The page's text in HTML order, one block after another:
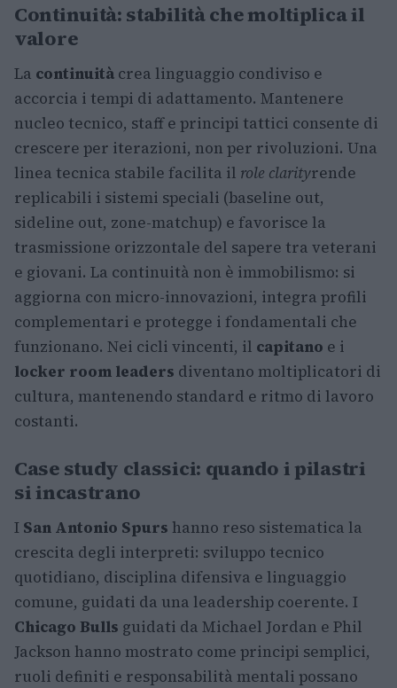
Continuità: stabilità che moltiplica il
valore
La continuità crea linguaggio condiviso e
accorcia i tempi di adattamento. Mantenere
nucleo tecnico, staff e principi tattici consente di
crescere per iterazioni, non per rivoluzioni. Una
linea tecnica stabile facilita il role clarityrende
replicabili i sistemi speciali (baseline out,
sideline out, zone-matchup) e favorisce la
trasmissione orizzontale del sapere tra veterani
e giovani. La continuità non è immobilismo: si
aggiorna con micro-innovazioni, integra profili
complementari e protegge i fondamentali che
funzionano. Nei cicli vincenti, il capitano e i
locker room leaders diventano moltiplicatori di
cultura, mantenendo standard e ritmo di lavoro
costanti.
Case study classici: quando i pilastri
si incastrano
I San Antonio Spurs hanno reso sistematica la
crescita degli interpreti: sviluppo tecnico
quotidiano, disciplina difensiva e linguaggio
comune, guidati da una leadership coerente. I
Chicago Bulls guidati da Michael Jordan e Phil
Jackson hanno mostrato come principi semplici,
ruoli definiti e responsabilità mentali possano